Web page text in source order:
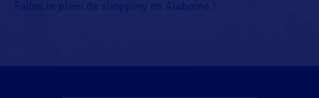
Faites le plein de shopping en Alabama !